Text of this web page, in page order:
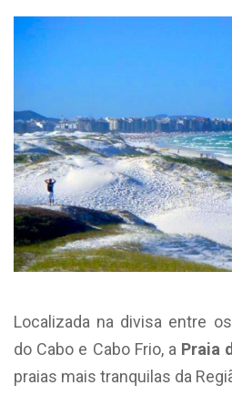
Localizada na divisa entre
do Cabo e Cabo Frio, a Praia
praias mais tranquilas da